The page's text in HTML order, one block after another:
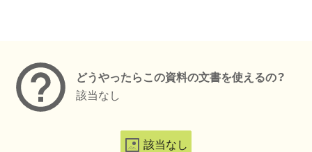
どうやったらこの資料の文書を使えるの？
該当なし
該当なし